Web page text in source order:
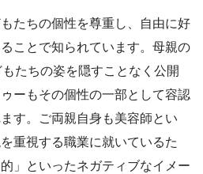
たちの個性を尊重し、自由に好
ことで知られています。母親の
たちの姿を隠すことなく公開
ーもその個性の一部として容認
す。ご両親自身も美容師とい
重視する職業に就いているた
」といったネガティブなイメー